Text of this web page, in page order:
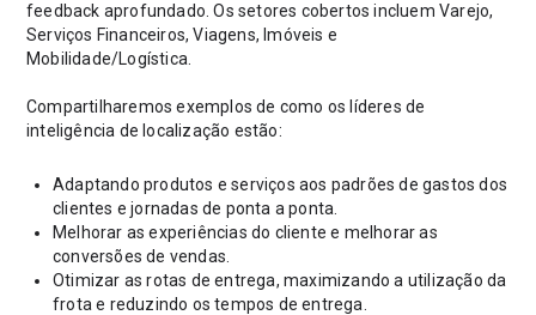
feedback aprofundado. Os setores cobertos incluem Varejo,
Serviços Financeiros, Viagens, Imóveis e
Mobilidade/Logística.
Compartilharemos exemplos de como os líderes de
inteligência de localização estão:
Adaptando produtos e serviços aos padrões de gastos dos
clientes e jornadas de ponta a ponta.
Melhorar as experiências do cliente e melhorar as
conversões de vendas.
Otimizar as rotas de entrega, maximizando a utilização da
frota e reduzindo os tempos de entrega.